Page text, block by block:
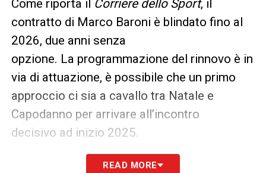
Come riporta il Corriere dello Sport, il
contratto di Marco Baroni è blindato fino al
2026, due anni senza
opzione. La programmazione del rinnovo è in
via di attuazione, è possibile che un primo
approccio ci sia a cavallo tra Natale e
Capodanno per arrivare all’incontro
decisivo ad inizio 2025.
Il contratto del tecnico della
READ MORE